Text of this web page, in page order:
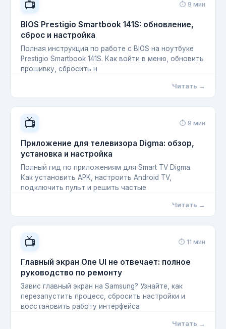
📺 ⏱ 9 мин
BIOS Prestigio Smartbook 141S: обновление,
сброс и настройка
Полная инструкция по работе с BIOS на ноутбуке
Prestigio Smartbook 141S. Как войти в меню, обновить
прошивку, сбросить н
Читать →
📺 ⏱ 9 мин
Приложение для телевизора Digma: обзор,
установка и настройка
Полный гид по приложениям для Smart TV Digma.
Как установить APK, настроить Android TV,
подключить пульт и решить частые
Читать →
📺 ⏱ 11 мин
Главный экран One UI не отвечает: полное
руководство по ремонту
Завис главный экран на Samsung? Узнайте, как
перезапустить процесс, сбросить настройки и
восстановить работу интерфейса
Читать →